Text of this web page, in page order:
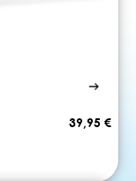
39,95 €